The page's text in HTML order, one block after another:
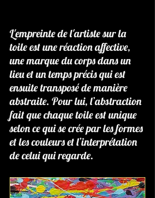
L'empreinte de l'artiste sur la
toile est une réaction affective,
une marque du corps dans un
lieu et un temps précis qui est
ensuite transposé de manière
abstraite. Pour lui, l’abstraction
fait que chaque toile est unique
selon ce qui se crée par les formes
et les couleurs et l’interprétation
de celui qui regarde.